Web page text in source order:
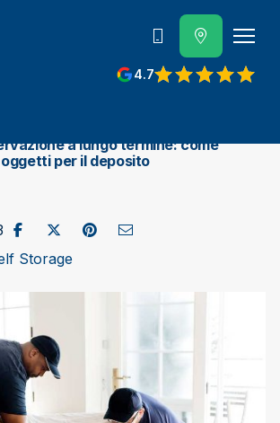
4.7
View reviews on Google
800 202 662
a lungo termine: come
per il deposito
Condividi su Facebook
Pubblica su X/Twitter
Condividi su Pinterest
Invia come e-mail
Storage